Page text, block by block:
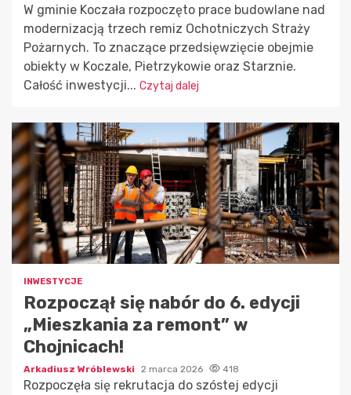
W gminie Koczała rozpoczęto prace budowlane nad
modernizacją trzech remiz Ochotniczych Straży
Pożarnych. To znaczące przedsięwzięcie obejmie
obiekty w Koczale, Pietrzykowie oraz Starznie.
Całość inwestycji... Czytaj dalej
INWESTYCJE
Rozpoczął się nabór do 6. edycji
„Mieszkania za remont” w
Chojnicach!
Arkadiusz Wróblewski 2 marca 2026 418
Rozpoczęła się rekrutacja do szóstej edycji